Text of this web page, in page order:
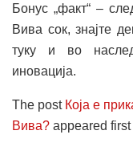
Бонус „факт“ –
Вива сок, знајте
туку и во
иновација.
The post Која е
Вива? appeared first